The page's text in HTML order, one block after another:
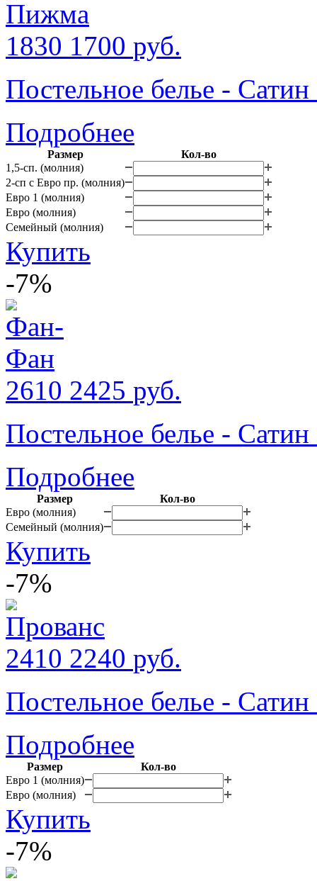
1830 1700 руб.
Постельное белье -
Подробнее
Размер
Кол-во
1,5-сп. (молния)
2-сп с Евро пр. (молния)
Евро 1 (молния)
Евро (молния)
Семейный (молния)
Купить
-7%
2610 2425 руб.
Постельное белье -
Подробнее
Размер
Кол-во
Евро (молния)
Семейный (молния)
Купить
-7%
2410 2240 руб.
Постельное белье -
Подробнее
Размер
Кол-во
Евро 1 (молния)
Евро (молния)
Купить
-7%